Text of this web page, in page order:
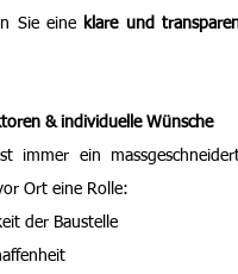
Sie eine klare und
& individuelle Wünsche
immer ein
Ort eine Rolle:
der Baustelle